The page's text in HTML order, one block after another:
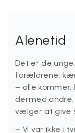
Alenetid
Det er de
forældrene,
– alle
dermed
vælger at give
– Vi var ikke i